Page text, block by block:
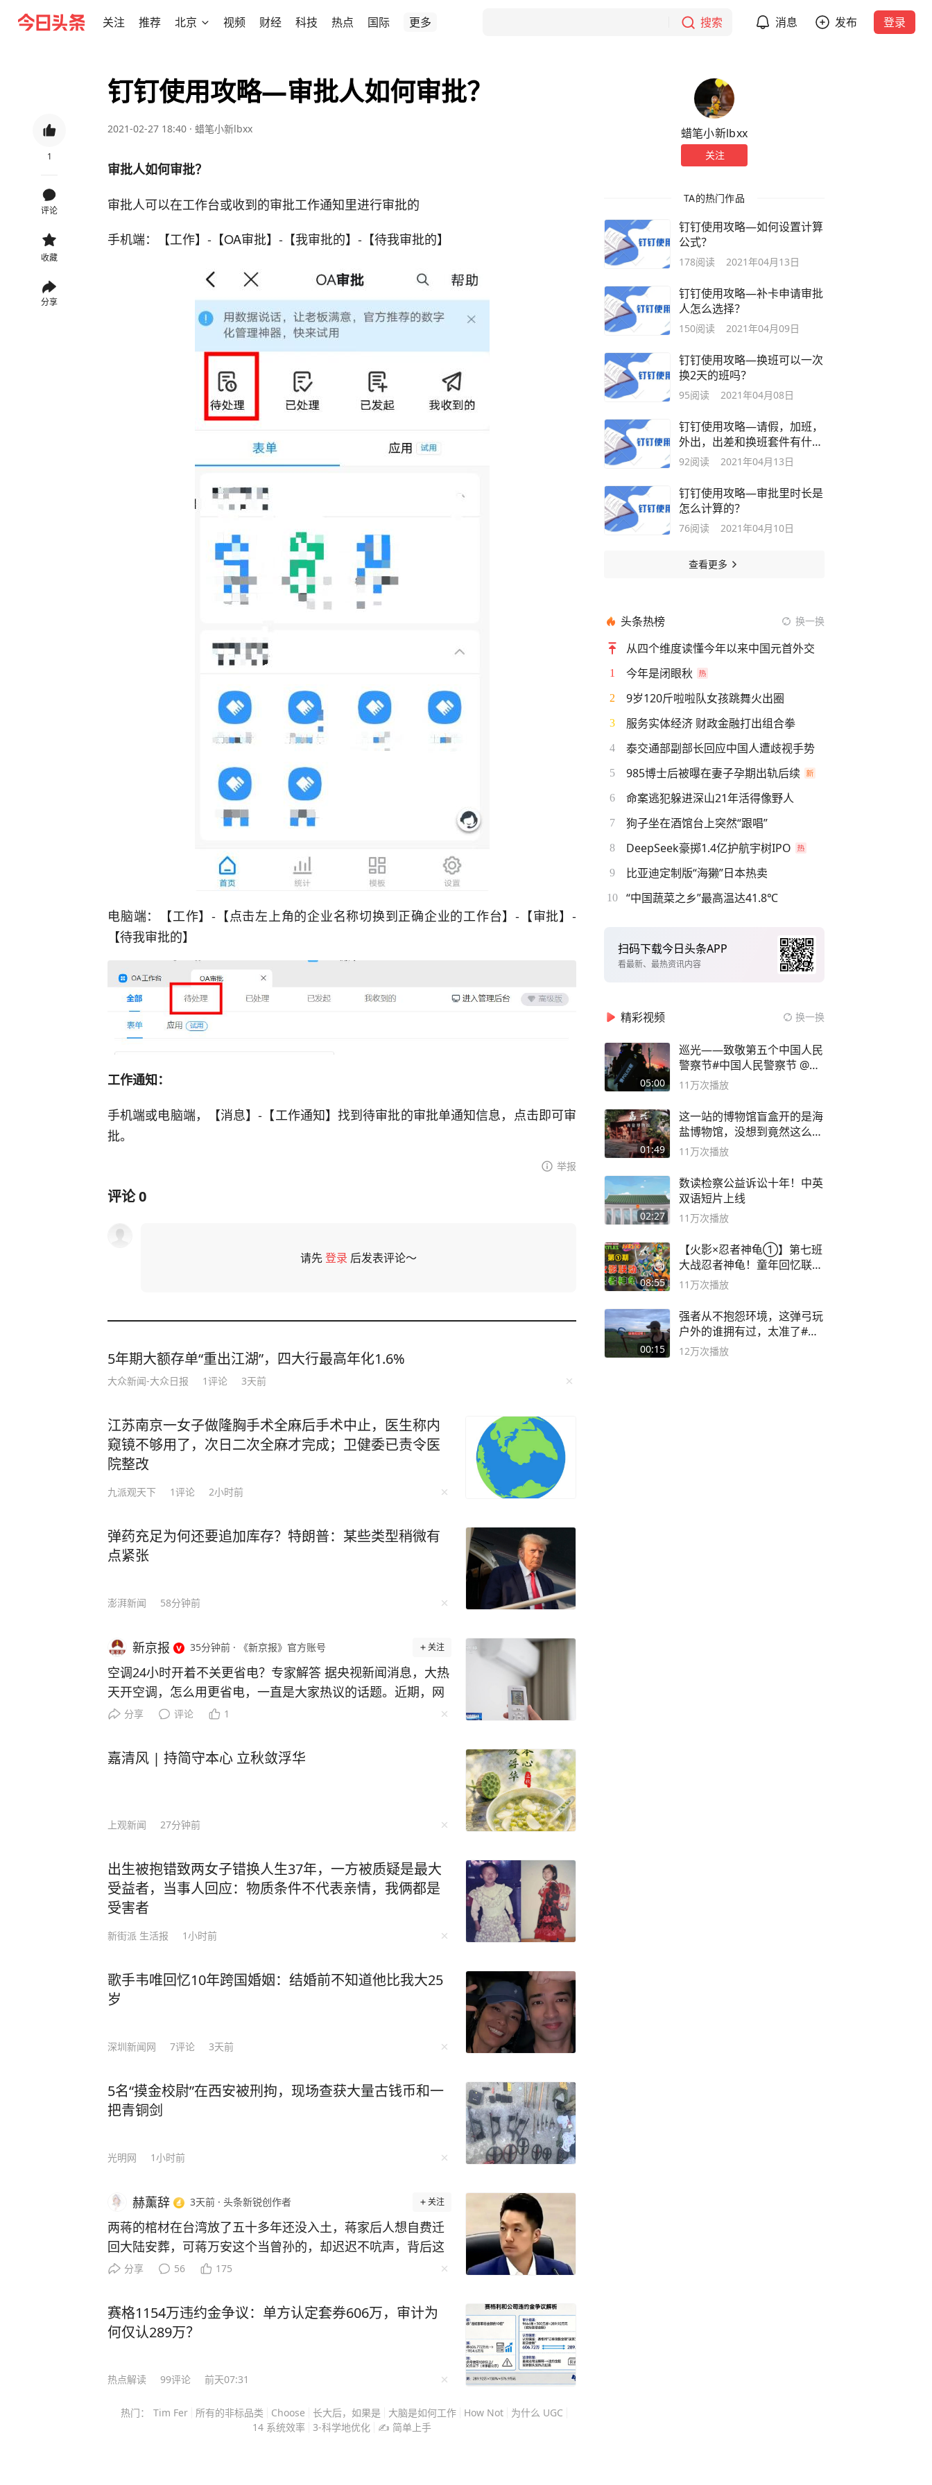
关注 推荐 北京 视频 财经 科技 热点 国际 更多 搜索 消息 发布 登录
1
评论
收藏
分享
钉钉使用攻略—审批人如何审批？
2021-02-27 18:40 · 蜡笔小新lbxx
审批人如何审批？
审批人可以在工作台或收到的审批工作通知里进行审批的
手机端：【工作】-【OA审批】-【我审批的】-【待我审批的】
电脑端：【工作】-【点击左上角的企业名称切换到正确企业的工作台】-【审批】-
【待我审批的】
工作通知：
手机端或电脑端，【消息】-【工作通知】找到待审批的审批单通知信息，点击即可审
批。
举报
评论0
请先登录 后发表评论～
5年期大额存单“重出江湖”，四大行最高年化1.6%
大众新闻-大众日报 1评论 3天前
江苏南京一女子做隆胸手术全麻后手术中止，医生称内
窥镜不够用了，次日二次全麻才完成；卫健委已责令医
院整改
九派观天下 1评论 2小时前
弹药充足为何还要追加库存？特朗普：某些类型稍微有
点紧张
澎湃新闻 58分钟前
新京报 35分钟前 · 《新京报》官方账号 关注
空调24小时开着不关更省电？专家解答 据央视新闻消息，大热
天开空调，怎么用更省电，一直是大家热议的话题。近期，网
络上流传“空调24小时开着不关更省电”的说法，这个说法科学
南方电网广西电网公司电力科学研究院智慧用能工程师吴宁表
示，空调全天开启更省电的说法不能一概而论，需结合使用场
建议出门前关闭空调。回家重新开，才更划算。 专家解释，空
高低，核心取决于室内外温差，温差越大，空调需要持续高功
率运转来维持室内低温，耗电量就会随之增加。 “空调设在2
6℃最省电”说法靠谱吗？ 专家指出，当室外气温超过35℃，且
温度每调低1℃，耗电量就会增加6%至10%。 26℃并非绝对最
实现空调节能省电，除了根据房间面积选配功率匹配的一级能
效空调外，日常使用中的细节技巧也十分关键。 定期清洁内机
加； 空调搭配风扇，加速空气循环，体感可降温2至3℃； 雨
空调省电小妙招 白天开启空调时拉上窗帘，遮挡阳光直射，减
少室内热量堆积，为空调减负； 将空调出风口调至向上出风的
模式，冷空气自上而下循环，制冷覆盖更均匀，制冷效果更
分享 评论 1
嘉清风 | 持简守本心 立秋敛浮华
上观新闻 27分钟前
出生被抱错致两女子错换人生37年，一方被质疑是最大
受益者，当事人回应：物质条件不代表亲情，我俩都是
受害者
新街派 生活报 1小时前
歌手韦唯回忆10年跨国婚姻：结婚前不知道他比我大25
岁
深圳新闻网 7评论 3天前
5名“摸金校尉”在西安被刑拘，现场查获大量古钱币和一
把青铜剑
光明网 1小时前
赫薰辞 3天前 · 头条新锐创作者 关注
两蒋的棺材在台湾放了五十多年还没入土，蒋家后人想自费迁
回大陆安葬，可蒋万安这个当曾孙的，却迟迟不吭声，背后这
盘棋，远不止孝道两个字能说清。 蒋万安不是不想动，是真
政治算盘。 他当上台北市长之后，走的每一步都很小心，在
岛内公开场合几乎不主动提两蒋，迁葬的事更是能绕就绕。
理由是：两蒋既是国民党的历史遗产，也是民进党每逢选举就
象征”，提出要改成所谓“转型正义纪念馆”。 这等于是直接把
葬，等于自己跳进对手挖好的坑里，平白送人刀子，站在选举
分享 56 175
赛格1154万违约金争议：单方认定套券606万，审计为
何仅认289万？
热点解读 99评论 前天07:31
热门： Tim Fer 所有的非标品类 Choose 长大后，如果是 大脑是如何工作 How Not
为什么 UGC
14 系统效率 3-科学地优化 ✍️ 简单上手
蜡笔小新lbxx
关注
TA的热门作品
钉钉使用攻略—如何设置计算
公式？
178阅读 2021年04月13日
钉钉使用攻略—补卡申请审批
人怎么选择？
150阅读 2021年04月09日
钉钉使用攻略—换班可以一次
换2天的班吗？
95阅读 2021年04月08日
钉钉使用攻略—请假，加班，
外出，出差和换班套件有什么
用？
92阅读 2021年04月13日
钉钉使用攻略—审批里时长是
怎么计算的？
76阅读 2021年04月10日
查看更多
头条热榜 换一换
从四个维度读懂今年以来中国元首外交
1 今年是闭眼秋
2 9岁120斤啦啦队女孩跳舞火出圈
3 服务实体经济 财政金融打出组合拳
4 泰交通部副部长回应中国人遭歧视手势
5 985博士后被曝在妻子孕期出轨后续
6 命案逃犯躲进深山21年活得像野人
7 狗子坐在酒馆台上突然“跟唱”
8 DeepSeek豪掷1.4亿护航宇树IPO
9 比亚迪定制版“海獭”日本热卖
10 “中国蔬菜之乡”最高温达41.8℃
扫码下载今日头条APP
看最新、最热资讯内容
精彩视频 换一换
05:00
巡光——致敬第五个中国人民
警察节#中国人民警察节 @抖
音小助手
11万次播放
01:49
这一站的博物馆盲盒开的是海
盐博物馆，没想到竟然这么好
逛！
11万次播放
02:27
数读检察公益诉讼十年！中英
双语短片上线
11万次播放
08:55
【火影×忍者神龟①】第七班
大战忍者神龟！童年回忆联动
论武？
11万次播放
00:15
强者从不抱怨环境，这弹弓玩
户外的谁拥有过，太准了#弹
弓#户外
12万次播放